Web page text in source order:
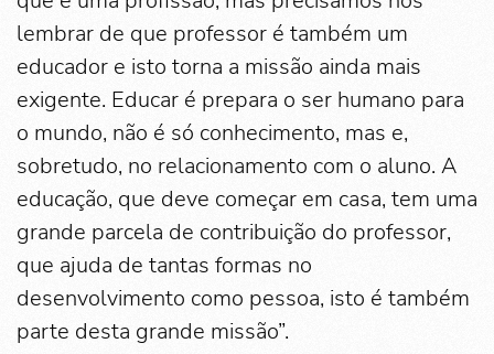
lembrar de que professor é também um
educador e isto torna a missão ainda mais
exigente. Educar é prepara o ser humano para
o mundo, não é só conhecimento, mas e,
sobretudo, no relacionamento com o aluno. A
educação, que deve começar em casa, tem uma
grande parcela de contribuição do professor,
que ajuda de tantas formas no
desenvolvimento como pessoa, isto é também
parte desta grande missão”.